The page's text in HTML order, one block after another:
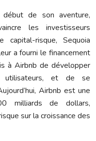
début de son aventure,
les investisseurs
capital-risque, Sequoia
a fourni le financement
à Airbnb de développer
utilisateurs, et de se
Airbnb est une
milliards de dollars,
sur la croissance des